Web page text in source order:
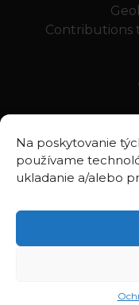
Na poskytovanie
používame
ukladanie a/alebo
Contributions